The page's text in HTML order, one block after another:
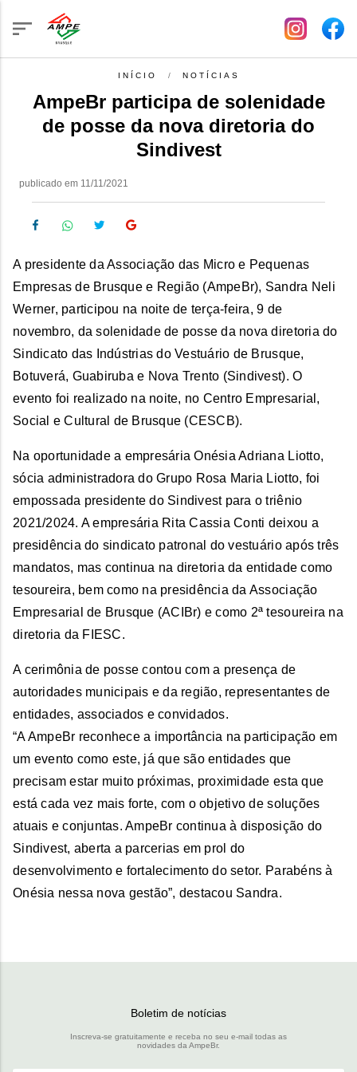
INÍCIO NOTÍCIAS
AmpeBr participa de solenidade
de posse da nova diretoria do
Sindivest
publicado em 11/11/2021
A presidente da Associação das Micro e Pequenas
Empresas de Brusque e Região (AmpeBr), Sandra Neli
Werner, participou na noite de terça-feira, 9 de
novembro, da solenidade de posse da nova diretoria do
Sindicato das Indústrias do Vestuário de Brusque,
Botuverá, Guabiruba e Nova Trento (Sindivest). O
evento foi realizado na noite, no Centro Empresarial,
Social e Cultural de Brusque (CESCB).
Na oportunidade a empresária Onésia Adriana Liotto,
sócia administradora do Grupo Rosa Maria Liotto, foi
empossada presidente do Sindivest para o triênio
2021/2024. A empresária Rita Cassia Conti deixou a
presidência do sindicato patronal do vestuário após três
mandatos, mas continua na diretoria da entidade como
tesoureira, bem como na presidência da Associação
Empresarial de Brusque (ACIBr) e como 2ª tesoureira na
diretoria da FIESC.
A cerimônia de posse contou com a presença de
autoridades municipais e da região, representantes de
entidades, associados e convidados.
“A AmpeBr reconhece a importância na participação em
um evento como este, já que são entidades que
precisam estar muito próximas, proximidade esta que
está cada vez mais forte, com o objetivo de soluções
atuais e conjuntas. AmpeBr continua à disposição do
Sindivest, aberta a parcerias em prol do
desenvolvimento e fortalecimento do setor. Parabéns à
Onésia nessa nova gestão”, destacou Sandra.
Boletim de notícias
Inscreva-se gratuitamente e receba no seu e-mail todas as
novidades da AmpeBr.